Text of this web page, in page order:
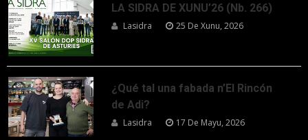
LA SIDRA DE XUNU’26 (Nb. 266)
Lasidra 25 De Xunu, 2026
¿Qué tal una fabada n’El Rincón
de Adi?
Lasidra 17 De Mayu, 2026